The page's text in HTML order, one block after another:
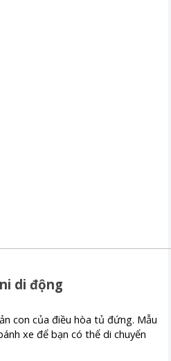
di động
con của điều hòa tủ đứng. Mẫu
xe để bạn có thể di chuyển